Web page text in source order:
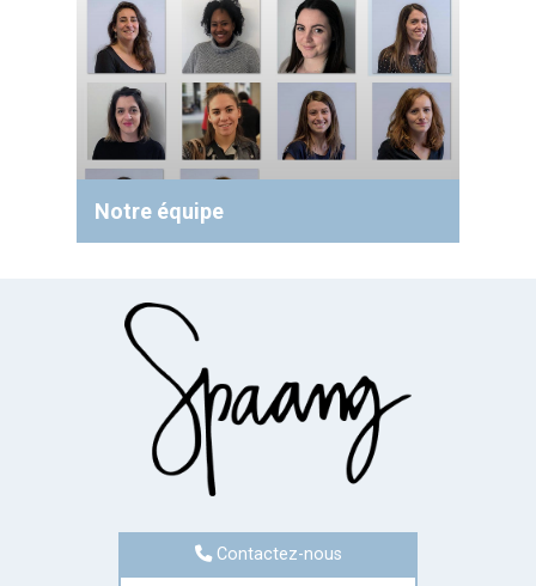
Notre équipe
Contactez-nous